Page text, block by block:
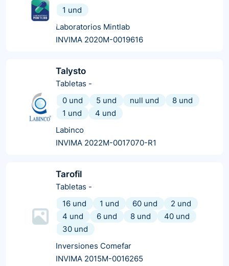
1 und
Laboratorios Mintlab
INVIMA 2020M-0019616
Talysto
Tabletas -
0 und
5 und null und
8 und
1 und
4 und
Labinco
INVIMA 2022M-0017070-R1
Tarofil
Tabletas -
16 und
1 und 60 und
2 und
4 und
6 und 8 und
40 und
30 und
Inversiones Comefar
INVIMA 2015M-0016265